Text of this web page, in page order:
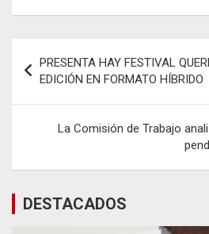
de
entradas
PRESENTA HAY FESTIVAL
EDICIÓN EN FORMATO HÍBRIDO
La Comisión de Trabajo
DESTACADOS